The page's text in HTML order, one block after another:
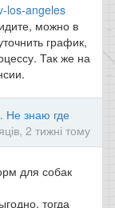
los-angeles
можно в
график,
Так же на
Не знаю где
2 тижні тому
для собак
тогда